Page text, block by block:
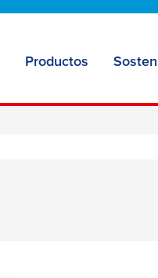
Productos